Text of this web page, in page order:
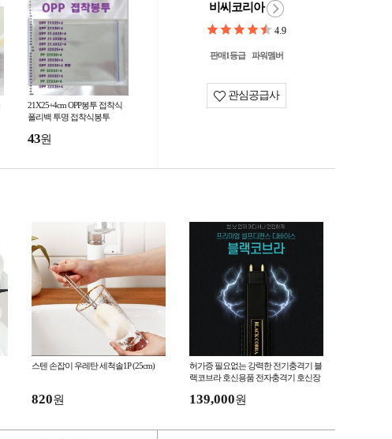
21X25+4cm OPP봉투 접착식
폴리백 투명 접착식봉투
43원
비씨코리아
4.9
판매1등급 파워멤버
관심공급사
스텐 손잡이 우레탄 세척솔1P (25cm)
820원
허가증 필요없는 강력한 전기충격기 블
랙코브라 호신용품 전자충격기 호신장
139,000원